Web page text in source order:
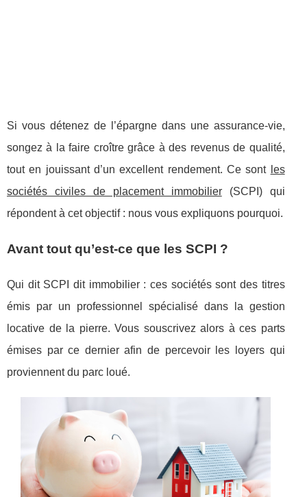
Si vous détenez de l’épargne dans une assurance-vie,
songez à la faire croître grâce à des revenus de qualité,
tout en jouissant d’un excellent rendement. Ce sont les
sociétés civiles de placement immobilier(SCPI) qui
répondent à cet objectif : nous vous expliquons pourquoi.
Avant tout qu’est-ce que les SCPI ?
Qui dit SCPI dit immobilier : ces sociétés sont des titres
émis par un professionnel spécialisé dans la gestion
locative de la pierre. Vous souscrivez alors à ces parts
émises par ce dernier afin de percevoir les loyers qui
proviennent du parc loué.